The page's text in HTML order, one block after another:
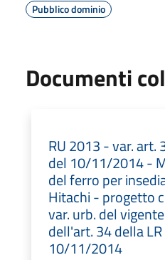
Pubblico dominio
Documenti
RU 2013 - var. art.
del 10/11/2014 -
del ferro per
Hitachi - progetto
var. urb. del
dell'art. 34 della
10/11/2014